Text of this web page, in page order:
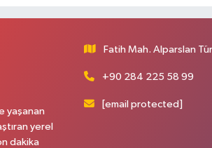
yaşanan
yerel
dakika
Fatih Mah. Alparslan
+90 284 225 58 99
[email protected]